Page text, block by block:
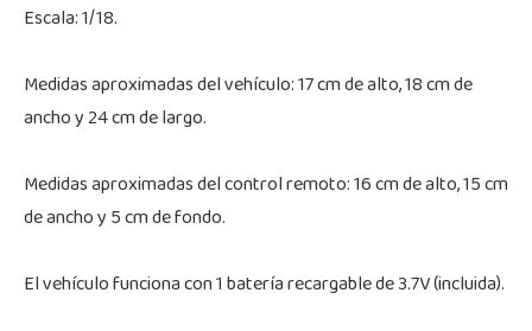
Escala: 1/18.
Medidas aproximadas del vehículo: 17 cm de alto, 18 cm de
ancho y 24 cm de largo.
Medidas aproximadas del control remoto: 16 cm de alto, 15 cm
de ancho y 5 cm de fondo.
El vehículo funciona con 1 batería recargable de 3.7V (incluida).